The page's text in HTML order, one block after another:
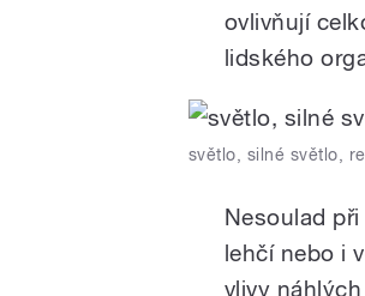
ovlivňují
lidského
světlo, silné světlo,
Nesoulad
lehčí nebo i
vlivy